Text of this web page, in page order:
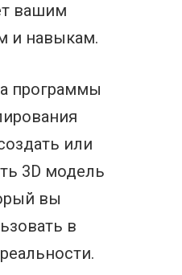
вашим
и навыкам.
программы
или
3D модель
вы
в